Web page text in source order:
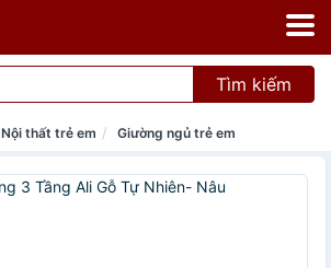
Tìm kiếm
Nội thất trẻ em Giường ngủ trẻ em